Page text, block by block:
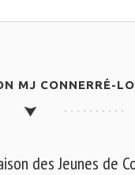
MJ CONNERRÉ-
des Jeunes de